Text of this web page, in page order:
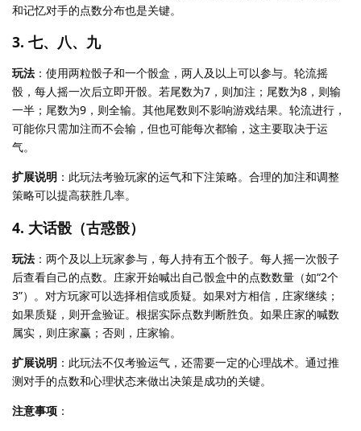
和记忆对手的点数分布也是关键。
3. 七、八、九
玩法 ：使用两粒骰子和一个骰盒，两人及以上可以参与。轮流摇
骰，每人摇一次后立即开骰。若尾数为7，则加注；尾数为8，则输
一半；尾数为9，则全输。其他尾数则不影响游戏结果。轮流进行，
可能你只需加注而不会输，但也可能每次都输，这主要取决于运
气。
扩展说明 ：此玩法考验玩家的运气和下注策略。合理的加注和调整
策略可以提高获胜几率。
4. 大话骰（古惑骰）
玩法 ：两个及以上玩家参与，每人持有五个骰子。每人摇一次骰子
后查看自己的点数。庄家开始喊出自己骰盒中的点数数量（如“2个
3”）。对方玩家可以选择相信或质疑。如果对方相信，庄家继续；
如果质疑，则开盒验证。根据实际点数判断胜负。如果庄家的喊数
属实，则庄家赢；否则，庄家输。
扩展说明 ：此玩法不仅考验运气，还需要一定的心理战术。通过推
测对手的点数和心理状态来做出决策是成功的关键。
注意事项 ：